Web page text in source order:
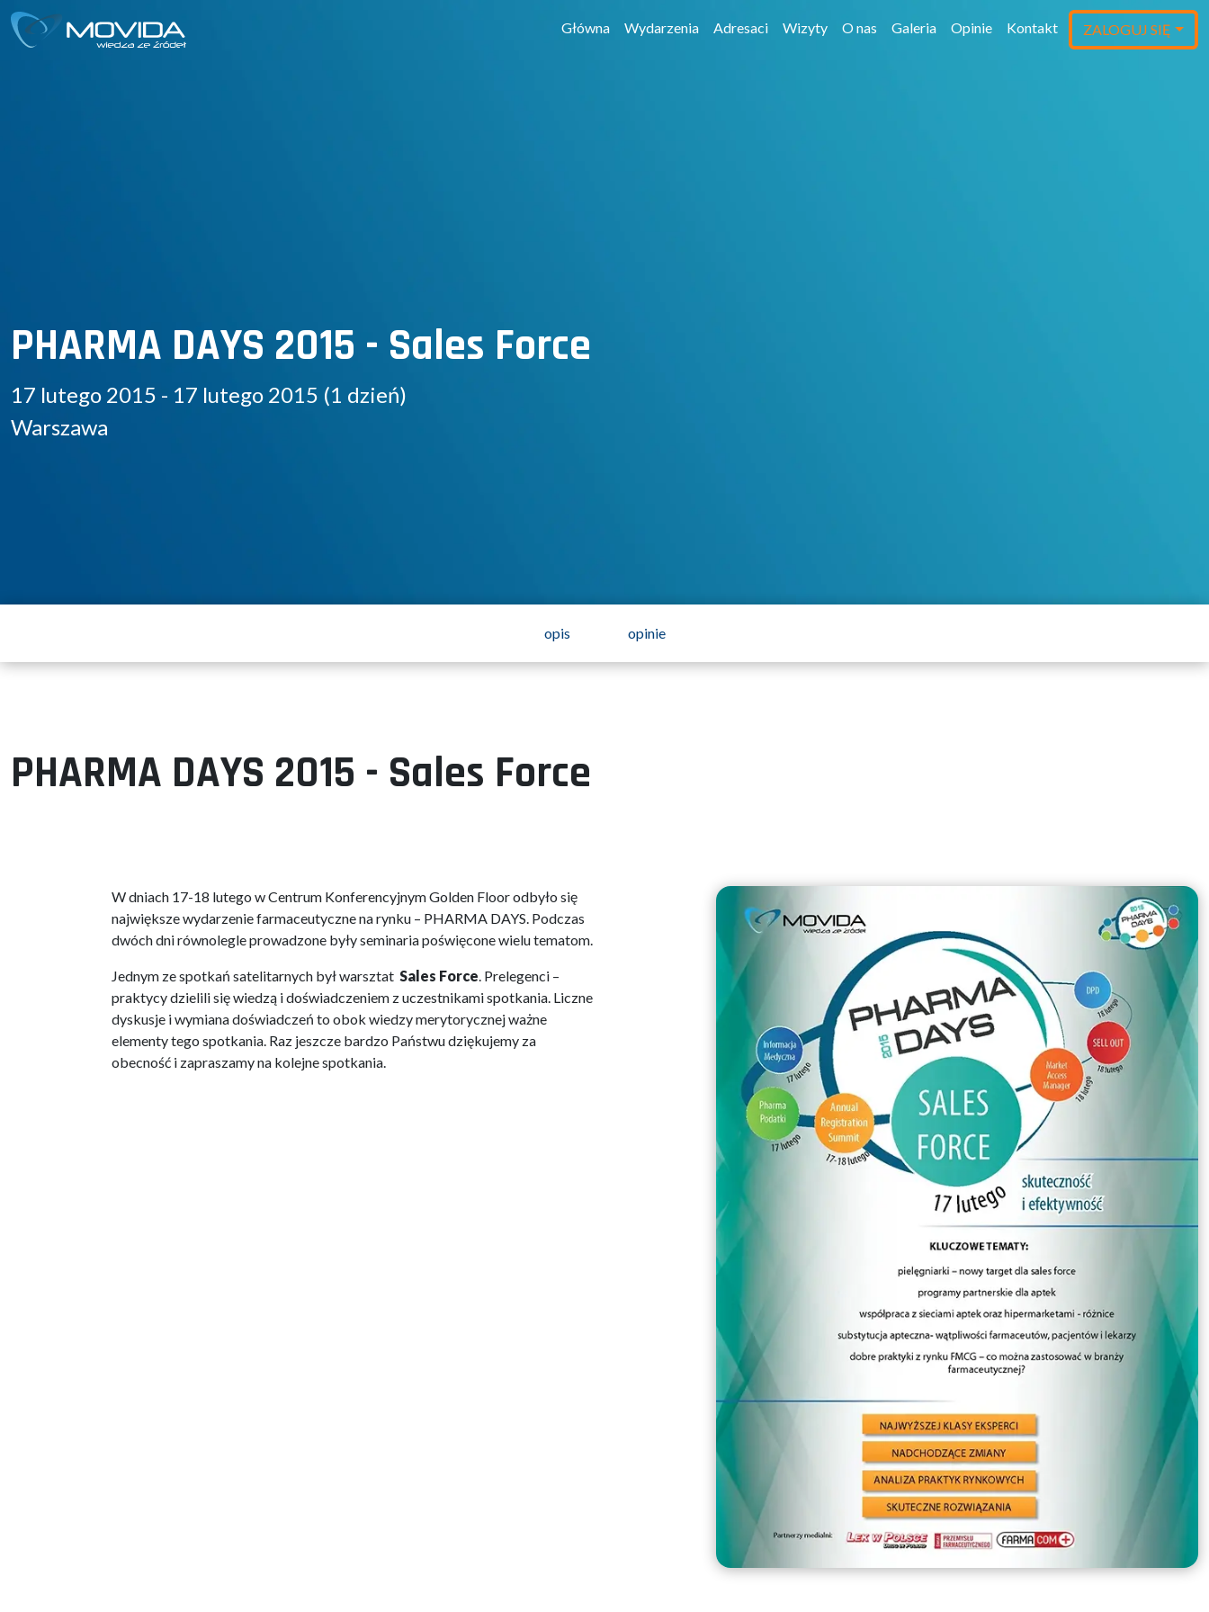
Główna Wydarzenia Adresaci Wizyty O nas Galeria Opinie Kontakt ZALOGUJ SIĘ
PHARMA DAYS 2015 - Sales Force
17 lutego 2015 - 17 lutego 2015 (1 dzień)
Warszawa
opis opinie
PHARMA DAYS 2015 - Sales Force
W dniach 17-18 lutego w Centrum Konferencyjnym Golden Floor odbyło się
największe wydarzenie farmaceutyczne na rynku – PHARMA DAYS. Podczas
dwóch dni równolegle prowadzone były seminaria poświęcone wielu tematom.
Jednym ze spotkań satelitarnych był warsztat Sales Force. Prelegenci –
praktycy dzielili się wiedzą i doświadczeniem z uczestnikami spotkania. Liczne
dyskusje i wymiana doświadczeń to obok wiedzy merytorycznej ważne
elementy tego spotkania. Raz jeszcze bardzo Państwu dziękujemy za
obecność i zapraszamy na kolejne spotkania.